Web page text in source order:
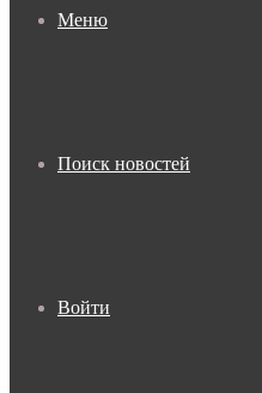
Меню
Поиск новостей
Войти